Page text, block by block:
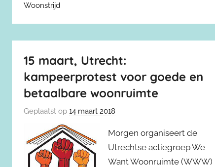
Woonstrijd
15 maart, Utrecht:
kampeerprotest voor goede en
betaalbare woonruimte
Geplaatst op 14 maart 2018
Morgen organiseert de
Utrechtse actiegroep We
Want Woonruimte (WWW)